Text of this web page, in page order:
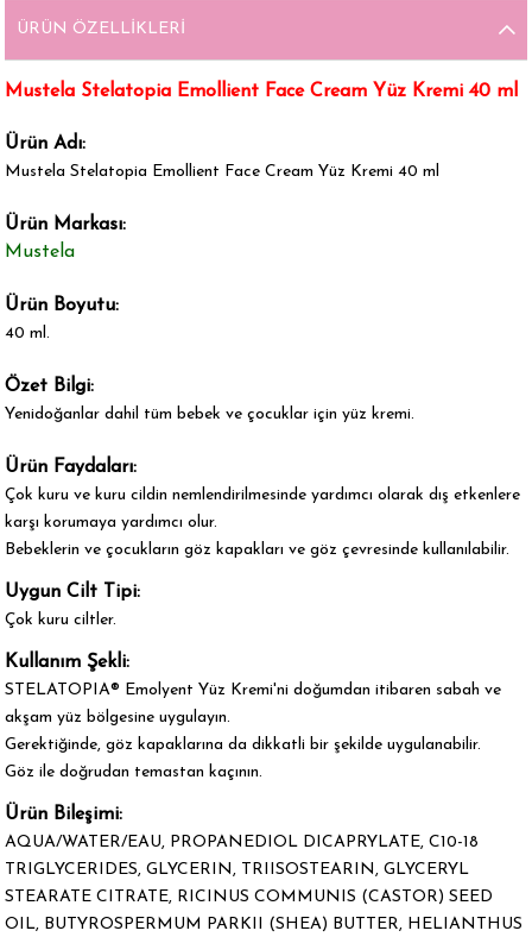
ÜRÜN ÖZELLIKLERI
Mustela Stelatopia Emollient Face Cream Yüz Kremi 40 ml
Ürün Adı:
Mustela Stelatopia Emollient Face Cream Yüz Kremi 40 ml
Ürün Markası:
Mustela
Ürün Boyutu:
40 ml.
Özet Bilgi:
Yenidoğanlar dahil tüm bebek ve çocuklar için yüz kremi.
Ürün Faydaları:
Çok kuru ve kuru cildin nemlendirilmesinde yardımcı olarak dış etkenlere
karşı korumaya yardımcı olur.
Bebeklerin ve çocukların göz kapakları ve göz çevresinde kullanılabilir.
Uygun Cilt Tipi:
Çok kuru ciltler.
Kullanım Şekli:
STELATOPIA® Emolyent Yüz Kremi'ni doğumdan itibaren sabah ve
akşam yüz bölgesine uygulayın.
Gerektiğinde, göz kapaklarına da dikkatli bir şekilde uygulanabilir.
Göz ile doğrudan temastan kaçının.
Ürün Bileşimi:
AQUA/WATER/EAU, PROPANEDIOL DICAPRYLATE, C10-18
TRIGLYCERIDES, GLYCERIN, TRIISOSTEARIN, GLYCERYL
STEARATE CITRATE, RICINUS COMMUNIS (CASTOR) SEED
OIL, BUTYROSPERMUM PARKII (SHEA) BUTTER, HELIANTHUS